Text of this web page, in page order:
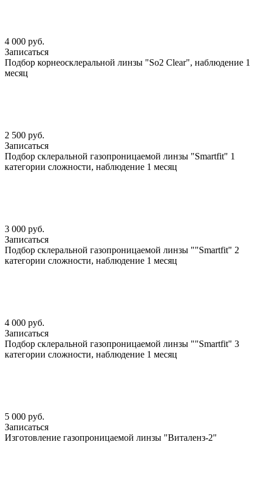
4 000 руб.
Записаться
Подбор корнеосклеральной линзы "So2 Clear", наблюдение 1
месяц
2 500 руб.
Записаться
Подбор склеральной газопроницаемой линзы "Smartfit" 1
категории сложности, наблюдение 1 месяц
3 000 руб.
Записаться
Подбор склеральной газопроницаемой линзы ""Smartfit" 2
категории сложности, наблюдение 1 месяц
4 000 руб.
Записаться
Подбор склеральной газопроницаемой линзы ""Smartfit" 3
категории сложности, наблюдение 1 месяц
5 000 руб.
Записаться
Изготовление газопроницаемой линзы "Виталенз-2"